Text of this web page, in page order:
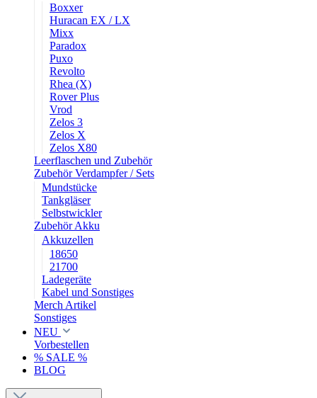
Boxxer
Huracan EX / LX
Mixx
Paradox
Puxo
Revolto
Rhea (X)
Rover Plus
Vrod
Zelos 3
Zelos X
Zelos X80
Leerflaschen und Zubehör
Zubehör Verdampfer / Sets
Mundstücke
Tankgläser
Selbstwickler
Zubehör Akku
Akkuzellen
18650
21700
Ladegeräte
Kabel und Sonstiges
Merch Artikel
Sonstiges
NEU
Vorbestellen
% SALE %
BLOG